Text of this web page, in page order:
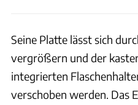
Seine Platte lässt sich
vergrößern und der
integrierten
verschoben werden. Das